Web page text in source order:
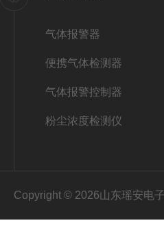
气体报警器
便携气体检测器
气体报警控制器
粉尘浓度检测仪
Copyright © 2026山东瑶安